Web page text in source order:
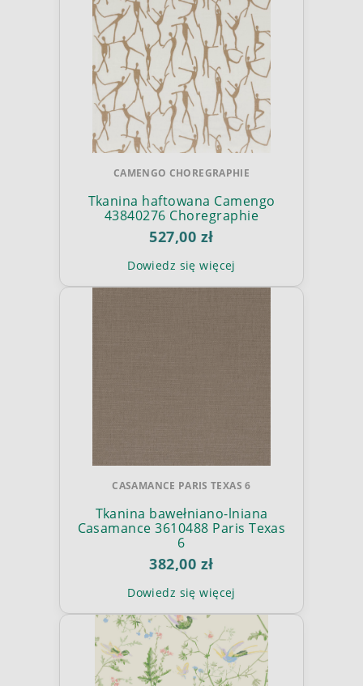
CAMENGO CHOREGRAPHIE
Tkanina haftowana Camengo
43840276 Choregraphie
527,00 zł
Dowiedz się więcej
CASAMANCE PARIS TEXAS 6
Tkanina bawełniano-lniana
Casamance 3610488 Paris Texas
6
382,00 zł
Dowiedz się więcej